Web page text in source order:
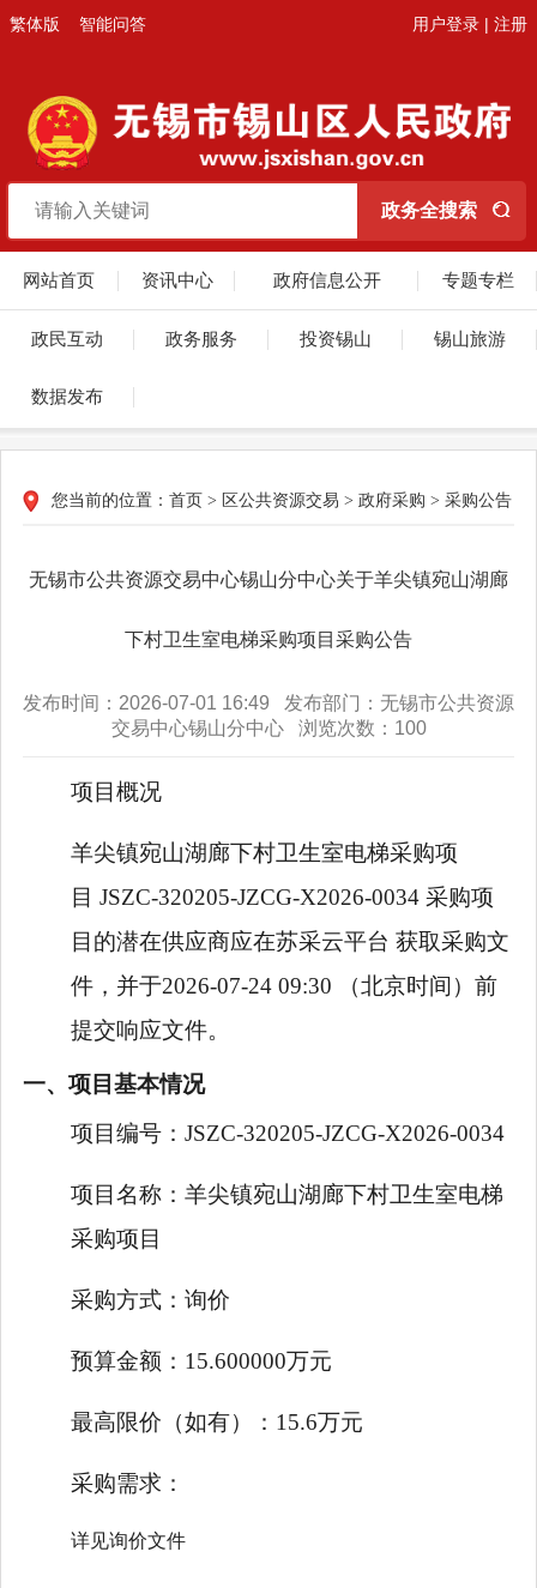
繁体版 智能问答 用户登录 | 注册
网站首页 资讯中心 政府信息公开 专题专栏
政民互动 政务服务 投资锡山 锡山旅游
数据发布
您当前的位置： 首页 > 区公共资源交易 > 政府采购 > 采购公告
无锡市公共资源交易中心锡山分中心关于羊尖镇宛山湖廊
下村卫生室电梯采购项目采购公告
发布时间：2026-07-01 16:49 发布部门：无锡市公共资源
交易中心锡山分中心 浏览次数： 100
项目概况
羊尖镇宛山湖廊下村卫生室电梯采购项
目 JSZC-320205-JZCG-X2026-0034 采购项
目的潜在供应商应在苏采云平台 获取采购文
件，并于2026-07-24 09:30 （北京时间）前
提交响应文件。
一、项目基本情况
项目编号： JSZC-320205-JZCG-X2026-0034
项目名称： 羊尖镇宛山湖廊下村卫生室电梯
采购项目
采购方式： 询价
预算金额： 15.600000万元
最高限价（如有）： 15.6万元
采购需求：
详见询价文件